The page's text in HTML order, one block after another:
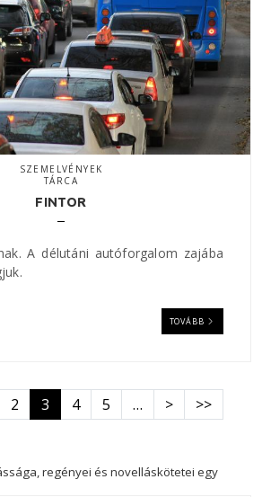
SZEMELVÉNYEK
TÁRCA
FINTOR
A délutáni autóforgalom zajába
TOVÁBB
2 3 4 5 … Következő
> Utolsó
>>
regényei és novelláskötetei egy